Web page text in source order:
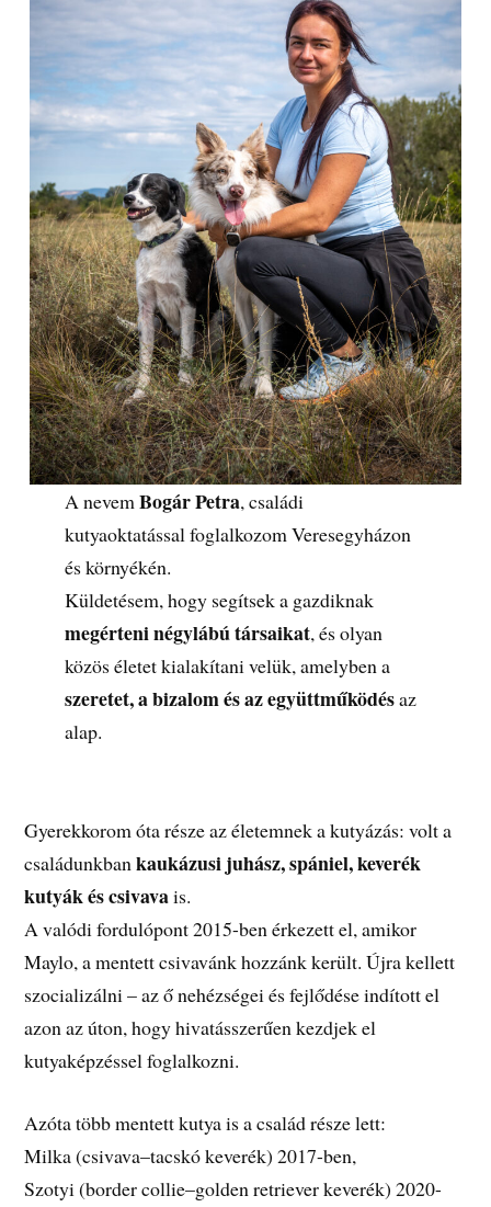
A nevemBogár Petra, családi
kutyaoktatással foglalkozom Veresegyházon
és környékén.
Küldetésem, hogy segítsek a gazdiknak
megérteni négylábú társaikat, és olyan
közös életet kialakítani velük, amelyben a
szeretet, a bizalom és az együttműködésaz
alap.
Gyerekkorom óta része az életemnek a kutyázás: volt a
családunkbankaukázusi juhász, spániel, keverék
kutyák és csivavais.
A valódi fordulópont 2015-ben érkezett el, amikor
Maylo, a mentett csivavánk hozzánk került. Újra kellett
szocializálni – az ő nehézségei és fejlődése indított el
azon az úton, hogy hivatásszerűen kezdjek el
kutyaképzéssel foglalkozni.
Azóta több mentett kutya is a család része lett:
Milka (csivava–tacskó keverék) 2017-ben,
Szotyi (border collie–golden retriever keverék) 2020-